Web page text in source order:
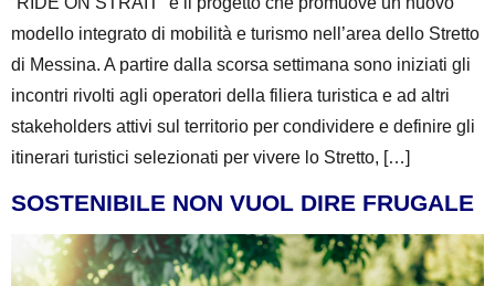
modello integrato di mobilità e turismo nell’area dello Stretto
di Messina. A partire dalla scorsa settimana sono iniziati gli
incontri rivolti agli operatori della filiera turistica e ad altri
stakeholders attivi sul territorio per condividere e definire gli
itinerari turistici selezionati per vivere lo Stretto, […]
SOSTENIBILE NON VUOL DIRE FRUGALE